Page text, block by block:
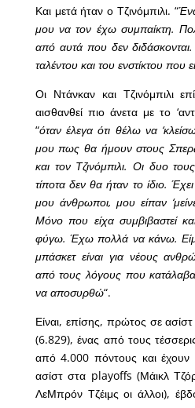
Και μετά ήταν ο Τζινόμπιλι. “
μου να τον έχω συμπαίκτη.
από αυτά που δεν
ταλέντου και του ενστίκτου που
Οι Ντάνκαν και Τζινόμπιλι
αισθανθεί πιο άνετα με το
“όταν έλεγα ότι θέλω να
μου πως θα ήμουν στους
και τον Τζινόμπιλι. Οι δυο
τίποτα δεν θα ήταν το ίδιο.
μου άνθρωποι, μου είπαν
Μόνο που είχα συμβιβαστεί
φύγω. Έχω πολλά να κάνω.
μπάσκετ είναι για νέους
από τους λόγους που
να αποσυρθώ“.
Είναι, επίσης, πρώτος σε
(6.829), ένας από τους
από 4.000 πόντους και
ασίστ στα playoffs (Μάικλ
ΛεΜπρόν Τζέιμς οι άλλοι),